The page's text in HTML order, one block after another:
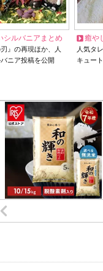
シルバニアまとめ
刃』の再現ほか、人
ニア投稿を公開
癒や
人気タ
キュー